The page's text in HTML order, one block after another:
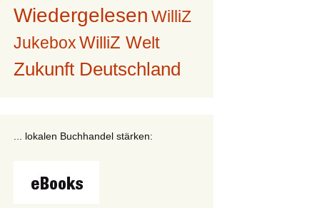
Wiedergelesen WilliZ
Jukebox WilliZ Welt
Zukunft Deutschland
... lokalen Buchhandel stärken: